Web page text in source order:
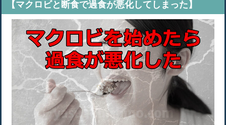
【マクロビと断食で過食が悪化してしまった】